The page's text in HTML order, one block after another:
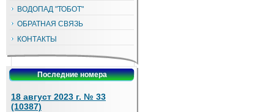
ВОДОПАД "ТОБОТ"
ОБРАТНАЯ СВЯЗЬ
КОНТАКТЫ
Последние номера
18 август 2023 г. № 33
(10387)